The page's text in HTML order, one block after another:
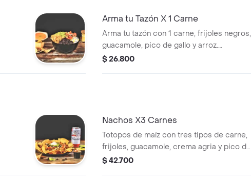
Arma tu Tazón X 1 Carne
Arma tu tazón con 1 carne, frijoles negros,
guacamole, pico de gallo y arroz.
Personaliza con tus ingredientes
$ 26.800
Nachos X3 Carnes
Totopos de maíz con tres tipos de carne,
frijoles, guacamole, crema agria y pico de
gallo. Incluye ingredientes a elegir.
$ 42.700